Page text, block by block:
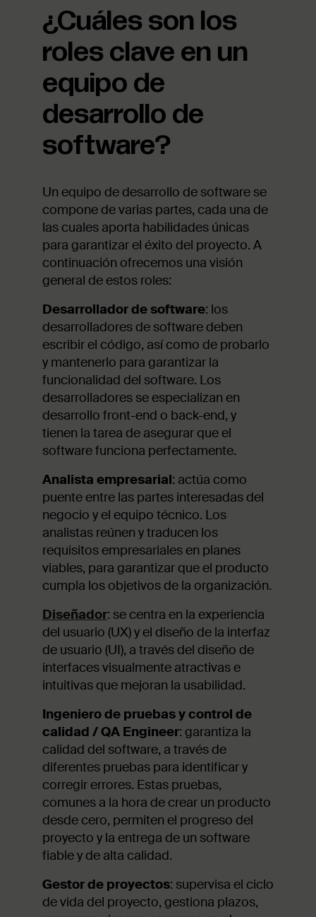
¿Cuáles son los
roles clave en un
equipo de
desarrollo de
software?
Un equipo de desarrollo de software se
compone de varias partes, cada una de
las cuales aporta habilidades únicas
para garantizar el éxito del proyecto. A
continuación ofrecemos una visión
general de estos roles:
Desarrollador de software: los
desarrolladores de software deben
escribir el código, así como de probarlo
y mantenerlo para garantizar la
funcionalidad del software. Los
desarrolladores se especializan en
desarrollo front-end o back-end, y
tienen la tarea de asegurar que el
software funciona perfectamente.
Analista empresarial: actúa como
puente entre las partes interesadas del
negocio y el equipo técnico. Los
analistas reúnen y traducen los
requisitos empresariales en planes
viables, para garantizar que el producto
cumpla los objetivos de la organización.
Diseñador: se centra en la experiencia
del usuario (UX) y el diseño de la interfaz
de usuario (UI), a través del diseño de
interfaces visualmente atractivas e
intuitivas que mejoran la usabilidad.
Ingeniero de pruebas y control de
calidad / QA Engineer: garantiza la
calidad del software, a través de
diferentes pruebas para identificar y
corregir errores. Estas pruebas,
comunes a la hora de crear un producto
desde cero, permiten el progreso del
proyecto y la entrega de un software
fiable y de alta calidad.
Gestor de proyectos: supervisa el ciclo
de vida del proyecto, gestiona plazos,